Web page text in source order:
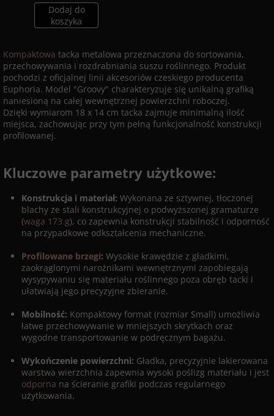
Dodaj do
koszyka
Kompaktowa tacka metalowa przeznaczona do sortowania,
przechowywania i rozdrabniania suszu roślinnego. Produkt
pochodzi z oficjalnej linii akcesoriów czeskiego producenta
Euphoria. Model "Groovy" charakteryzuje się unikalną grafiką
naniesioną na całej wewnętrznej powierzchni roboczej.
Dzięki wymiarom 18 x 14 cm tacka zajmuje minimalną ilość
miejsca, zachowując przy tym pełną funkcjonalność konstrukcji
profilowanej.
Kluczowe parametry użytkowe:
Konstrukcja i materiał: Wykonana ze sztywnej, tłoczonej
blachy ze stali konstrukcyjnej o podwyższonej gramaturze
(waga 173 g), co zapewnia konstrukcji stabilność i odporność
na przypadkowe odkształcenia mechaniczne.
Profilowane brzegi: Wysokie krawędzie z gładkimi,
zaokrąglonymi narożnikami wewnętrznymi zapobiegają
wysypywaniu się materiału roślinnego poza obręb tacki i
ułatwiają jego precyzyjne zbieranie.
Mobilność: Kompaktowy format (rozmiar Small) umożliwia
łatwe przechowywanie w mniejszych skrytkach oraz
wygodne transportowanie w podręcznym bagażu.
Wykończenie powierzchni: Gładka, precyzyjnie lakierowana
warstwa wierzchnia zapewnia wysoki poślizg materiału i jest
odporna na ścieranie grafiki podczas regularnego
użytkowania.